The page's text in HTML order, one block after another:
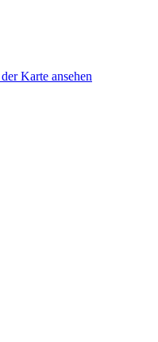
Karte ansehen